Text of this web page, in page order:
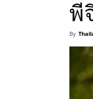
พี
By